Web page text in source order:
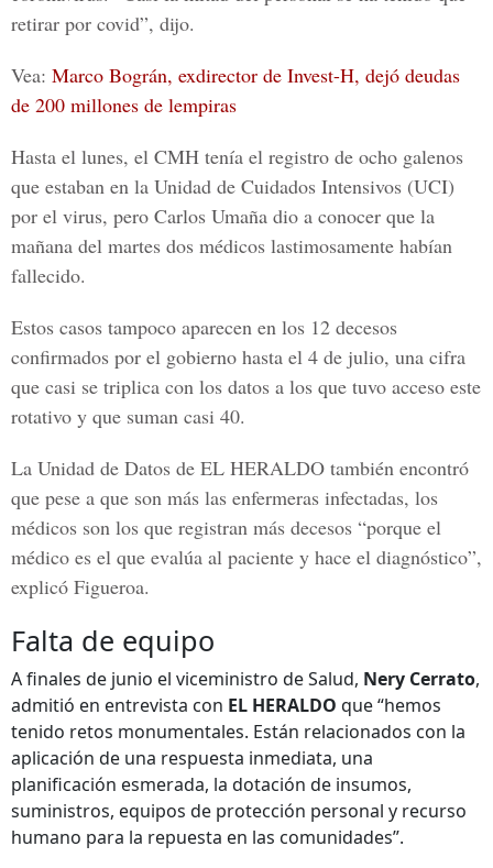
retirar por covid”, dijo.
Vea: Marco Bográn, exdirector de Invest-H, dejó deudas
de 200 millones de lempiras
Hasta el lunes, el CMH tenía el registro de ocho galenos
que estaban en la Unidad de Cuidados Intensivos (UCI)
por el virus, pero Carlos Umaña dio a conocer que la
mañana del martes dos médicos lastimosamente habían
fallecido.
Estos casos tampoco aparecen en los 12 decesos
confirmados por el gobierno hasta el 4 de julio, una cifra
que casi se triplica con los datos a los que tuvo acceso este
rotativo y que suman casi 40.
La Unidad de Datos de EL HERALDO también encontró
que pese a que son más las enfermeras infectadas, los
médicos son los que registran más decesos “porque el
médico es el que evalúa al paciente y hace el diagnóstico”,
explicó Figueroa.
Falta de equipo
A finales de junio el viceministro de Salud, Nery Cerrato,
admitió en entrevista con EL HERALDO que “hemos
tenido retos monumentales. Están relacionados con la
aplicación de una respuesta inmediata, una
planificación esmerada, la dotación de insumos,
suministros, equipos de protección personal y recurso
humano para la repuesta en las comunidades”.